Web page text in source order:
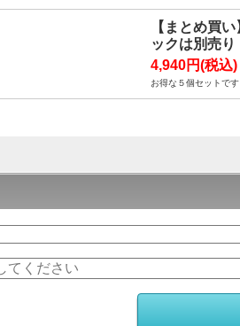
【まとめ買
ックは別売り
4,940円(税込)
お得な５個セットです